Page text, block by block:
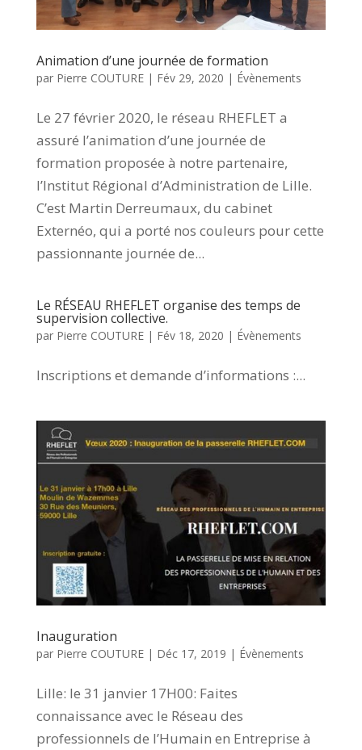
Animation d’une journée de formation
par Pierre COUTURE| Fév 29, 2020 | Évènements
Le 27 février 2020, le réseau RHEFLET a
assuré l’animation d’une journée de
formation proposée à notre partenaire,
l’Institut Régional d’Administration de Lille.
C’est Martin Derreumaux, du cabinet
Externéo, qui a porté nos couleurs pour cette
passionnante journée de...
Le RÉSEAU RHEFLET organise des temps de
supervision collective.
par Pierre COUTURE| Fév 18, 2020 | Évènements
Inscriptions et demande d’informations :...
Inauguration
par Pierre COUTURE| Déc 17, 2019 | Évènements
Lille: le 31 janvier 17H00: Faites
connaissance avec le Réseau des
professionnels de l’Humain en Entreprise à